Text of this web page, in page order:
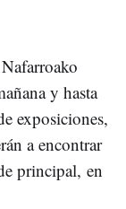
Nafarroako
y hasta
exposiciones,
a encontrar
principal, en